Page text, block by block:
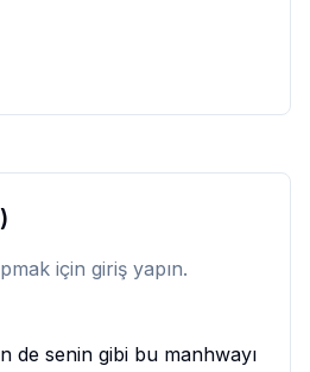
için giriş yapın.
de senin gibi bu manhwayı